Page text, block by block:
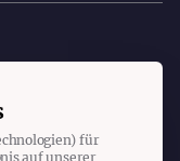
für
auf unserer